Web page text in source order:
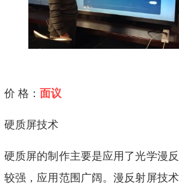
价 格： 面议
硬质屏技术
硬质屏的制作主要是应用了光学漫
较强，应用范围广阔。漫反射屏技